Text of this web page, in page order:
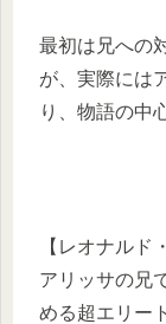
最初は兄への
が、実際には
り、物語の中
【レオナルド
アリッサの兄
める超エリー